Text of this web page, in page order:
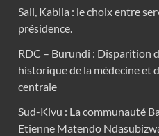
Sall, Kabila : le choix entre
présidence.
RDC – Burundi : Disparition
historique de la médecine et
centrale
Sud-Kivu : La communauté
Etienne Matendo